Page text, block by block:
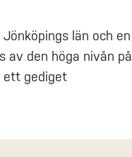
län och en
av den höga nivån på
ett gediget